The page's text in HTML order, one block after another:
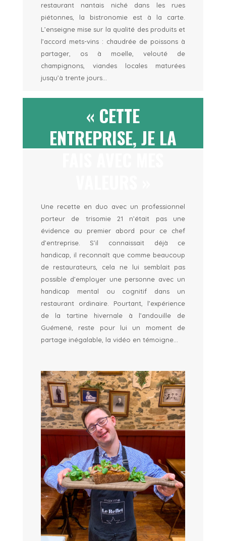
restaurant nantais niché dans les rues
piétonnes, la bistronomie est à la carte.
L’enseigne mise sur la qualité des produits et
l’accord mets-vins : chaudrée de poissons à
partager, os à moelle, velouté de
champignons, viandes locales maturées
jusqu’à trente jours…
« CETTE
ENTREPRISE, JE LA
Une recette en duo avec un professionnel
porteur de trisomie 21 n’était pas une
évidence au premier abord pour ce chef
d’entreprise. S’il connaissait déjà ce
handicap, il reconnaît que comme beaucoup
de restaurateurs, cela ne lui semblait pas
possible d’employer une personne avec un
handicap mental ou cognitif dans un
restaurant ordinaire. Pourtant, l’expérience
de la tartine hivernale à l’andouille de
Guémené, reste pour lui un moment de
partage inégalable, la vidéo en témoigne…